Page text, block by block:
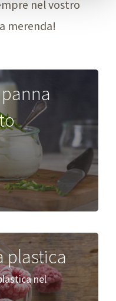
nel vostro
merenda!
plastica
nel